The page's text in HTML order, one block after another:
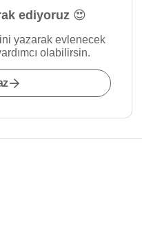
ediyoruz 😍
yazarak evlenecek
olabilirsin.